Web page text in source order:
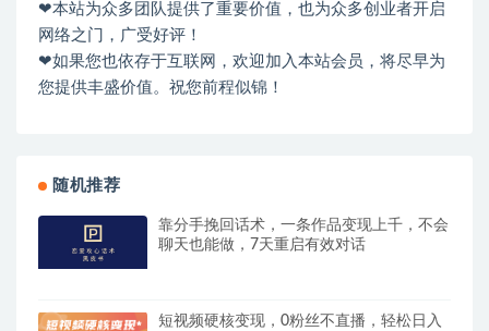
❤本站为众多团队提供了重要价值，也为众多创业者开启
网络之门，广受好评！
❤如果您也依存于互联网，欢迎加入本站会员，将尽早为
您提供丰盛价值。祝您前程似锦！
随机推荐
靠分手挽回话术，一条作品变现上千，不会
聊天也能做，7天重启有效对话
短视频硬核变现，0粉丝不直播，轻松日入